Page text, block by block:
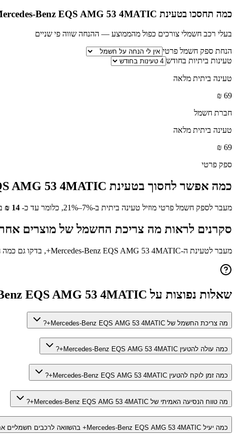
כמה תחסכו בטעינת Benz EQS AMG 53 4MATIC+
בעלי רכב חשמלי צורכים כפול מהממוצע — ההנחה שווה פי שניים
הנחת ספק חשמל פרטי
טעינות ביתיות בחודש
טעינה ביתית מלאה
69
₪
חברת חשמל
טעינה ביתית מלאה
69
₪
ספק פרטי
כמה אפשר לחסוך בטעינת AMG 53 4MATIC+
מעבר לספק חשמל פרטי מוזיל טעינה ביתית ב-7%–21%, כלומר עד כ- 14
₪
סקרנים לראות מה צריכת החשמל של מוצרים
מעבר לטעינת ה-Mercedes-Benz EQS AMG 53 4MATIC+ , בדקו גם
שאלות נפוצות על EQS AMG 53 4MATIC+
מה צריכת החשמל של Mercedes-Benz EQS AMG 53 4MATIC+?
כמה עולה להטעין Mercedes-Benz EQS AMG 53 4MATIC+?
כמה זמן לוקח להטעין Mercedes-Benz EQS AMG 53 4MATIC+?
מה טווח הנסיעה האמיתי של Mercedes-Benz EQS AMG 53 4MATIC+?
כמה יעיל Mercedes-Benz EQS AMG 53 4MATIC+ בהשוואה לרכבים חשמליים אחרים?